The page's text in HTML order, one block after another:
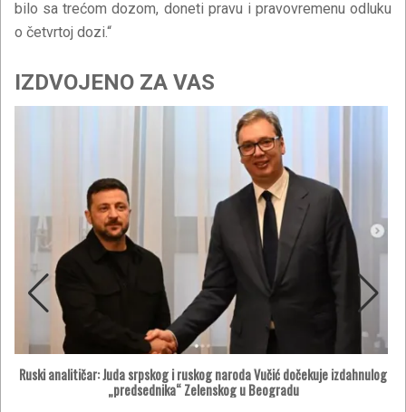
bilo sa trećom dozom, doneti pravu i pravovremenu odluku
o četvrtoj dozi.“
IZDVOJENO ZA VAS
Ruski analitičar: Juda srpskog i ruskog naroda Vučić dočekuje izdahnulog
„predsednika“ Zelenskog u Beogradu